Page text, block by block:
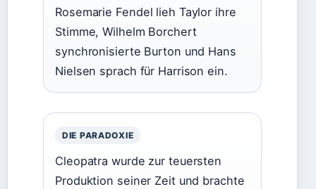
Rosemarie Fendel lieh Taylor ihre
Stimme, Wilhelm Borchert
synchronisierte Burton und Hans
Nielsen sprach für Harrison ein.
DIE PARADOXIE
Cleopatra wurde zur teuersten
Produktion seiner Zeit und brachte